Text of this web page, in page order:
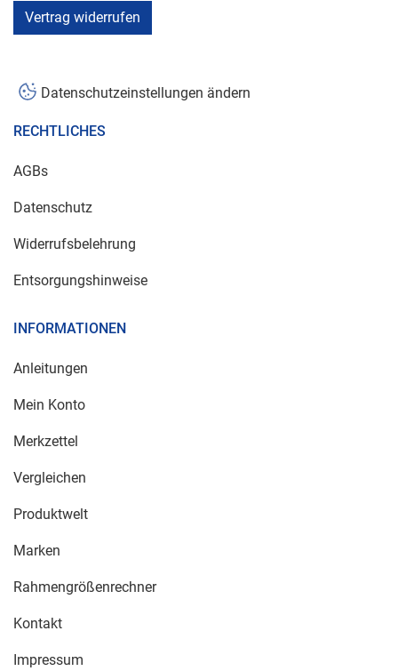
Vertrag widerrufen
Datenschutzeinstellungen ändern
RECHTLICHES
AGBs
Datenschutz
Widerrufsbelehrung
Entsorgungshinweise
INFORMATIONEN
Anleitungen
Mein Konto
Merkzettel
Vergleichen
Produktwelt
Marken
Rahmengrößenrechner
Kontakt
Impressum